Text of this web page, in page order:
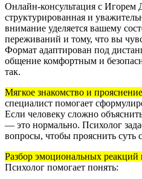
Онлайн-консультация с Игорем
структурированная и
внимание уделяется вашему
переживаний и тому, что вы
Формат адаптирован под
общение комфортным и
так.
Мягкое знакомство и
специалист помогает
Если человеку сложно
— это нормально. Психолог
вопросы, чтобы прояснить суть
Разбор эмоциональных
Психолог помогает понять: